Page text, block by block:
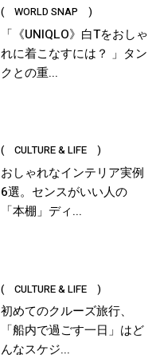
( WORLD SNAP )
「《UNIQLO》白Tをおしゃ
れに着こなすには？ 」タン
クとの重...
( CULTURE & LIFE )
おしゃれなインテリア実例
6選。センスがいい人の
「本棚」ディ...
( CULTURE & LIFE )
初めてのクルーズ旅行、
「船内で過ごす一日」はど
んなスケジ...